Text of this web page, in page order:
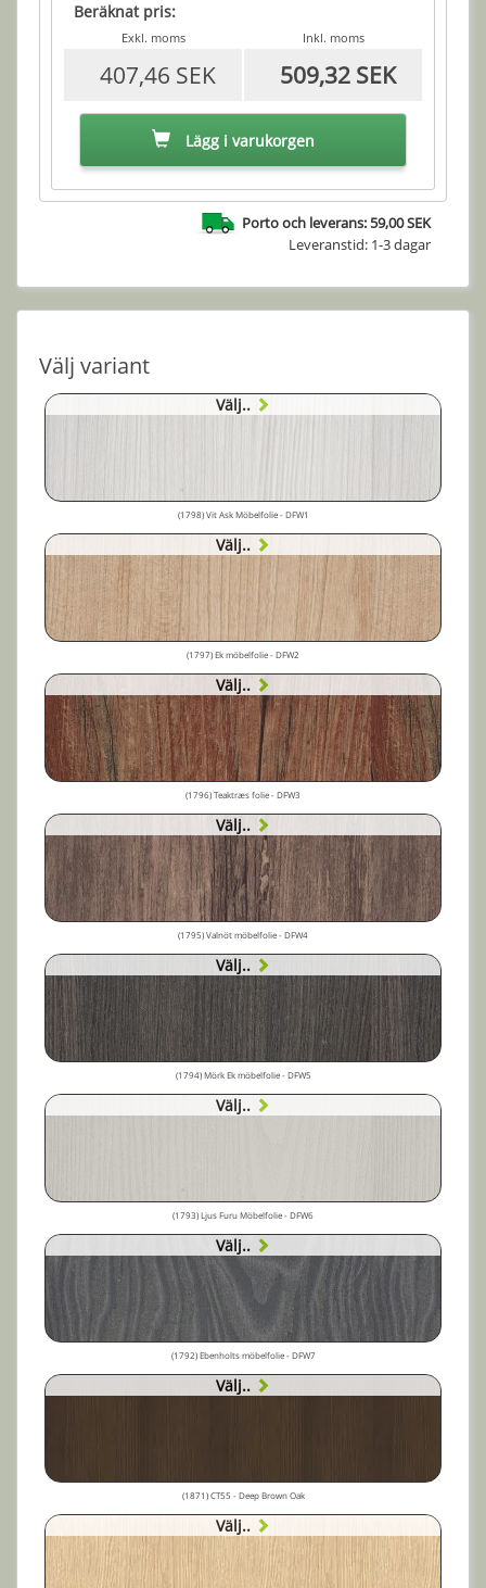
Beräknat pris:
Exkl. moms Inkl. moms
407,46 SEK 509,32 SEK
Lägg i varukorgen
Porto och leverans: 59,00 SEK
Leveranstid: 1-3 dagar
Välj variant
Välj..
(1798) Vit Ask Möbelfolie - DFW1
Välj..
(1797) Ek möbelfolie - DFW2
Välj..
(1796) Teaktræs folie - DFW3
Välj..
(1795) Valnöt möbelfolie - DFW4
Välj..
(1794) Mörk Ek möbelfolie - DFW5
Välj..
(1793) Ljus Furu Möbelfolie - DFW6
Välj..
(1792) Ebenholts möbelfolie - DFW7
Välj..
(1871) CT55 - Deep Brown Oak
Välj..